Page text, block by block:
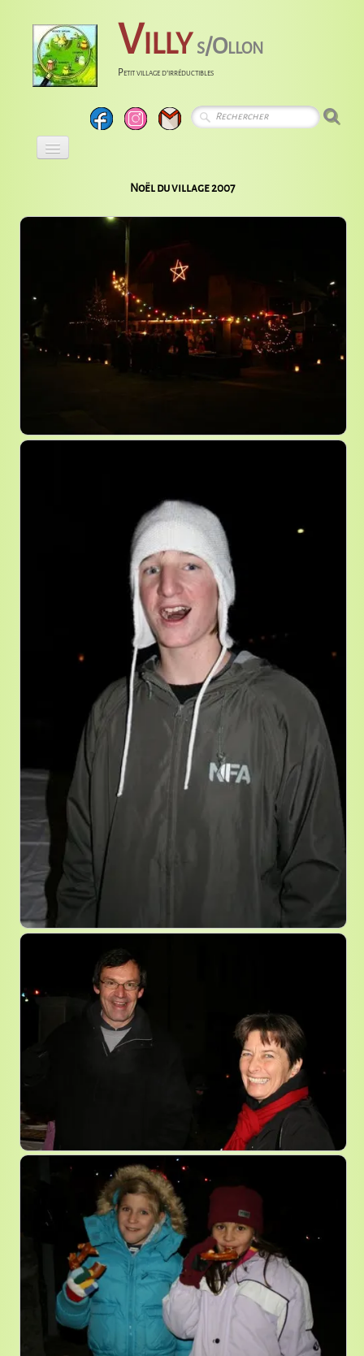
Villy s/Ollon
Petit village d'irréductibles
Calendrier
Histoire
Liens
Noël du village 2007